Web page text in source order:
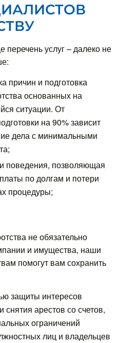
перечень услуг – далеко не
причин и подготовка
основанных на
ситуации. От
на 90% зависит
дела с минимальными
поведения, позволяющая
по долгам и потери
процедуры;
не обязательно
и имущества, наши
помогут вам сохранить
защиты интересов
снятия арестов со счетов,
ограничений
лиц и владельцев